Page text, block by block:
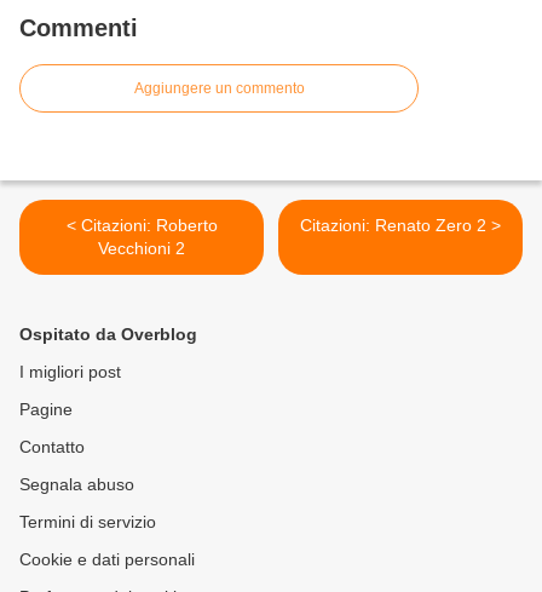
Commenti
Aggiungere un commento
< Citazioni: Roberto
Vecchioni 2
Citazioni: Renato Zero 2 >
Ospitato da Overblog
I migliori post
Pagine
Contatto
Segnala abuso
Termini di servizio
Cookie e dati personali